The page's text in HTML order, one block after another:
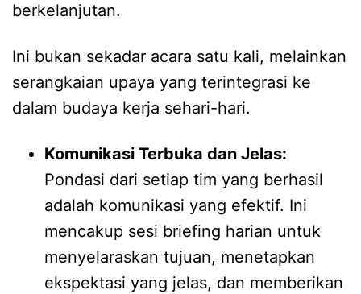
berkelanjutan.
Ini bukan sekadar acara satu kali, melainkan
serangkaian upaya yang terintegrasi ke
dalam budaya kerja sehari-hari.
Komunikasi Terbuka dan Jelas:
Pondasi dari setiap tim yang berhasil
adalah komunikasi yang efektif. Ini
mencakup sesi briefing harian untuk
menyelaraskan tujuan, menetapkan
ekspektasi yang jelas, dan memberikan